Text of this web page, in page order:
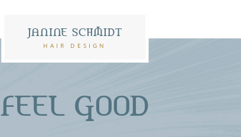
JANINE SCHMIDT
HAIR DESIGN
FEEL GOOD